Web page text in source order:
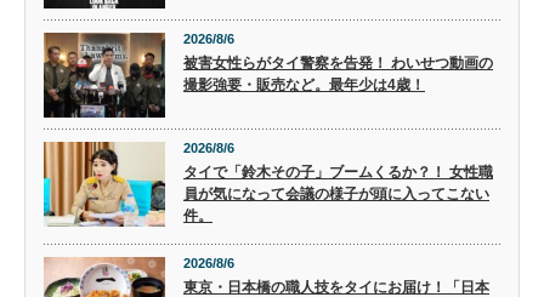
2026/8/6
被害女性らがタイ警察を告発！ わいせつ動画の
撮影強要・販売など。最年少は4歳！
2026/8/6
タイで「鈴木その子」ブームくるか？！ 女性職
員が気になって会議の様子が頭に入ってこない
件。
2026/8/6
東京・日本橋の職人技をタイにお届け！「日本